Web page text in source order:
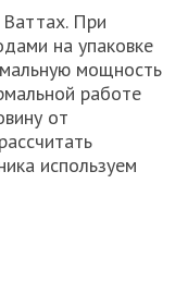
При
на упаковке
мощность
работе
от
используем